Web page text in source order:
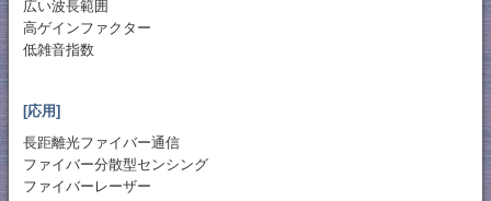
広い波長範囲
高ゲインファクター
低雑音指数
[応用]
長距離光ファイバー通信
ファイバー分散型センシング
ファイバーレーザー